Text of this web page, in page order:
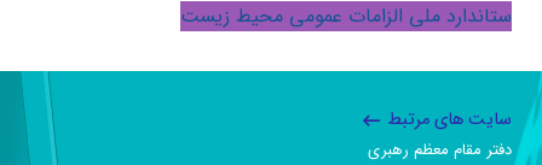
ستاندارد ملی الزامات عمومی محیط زیست
سایت های مرتبط
دفتر مقام معظم رهبری